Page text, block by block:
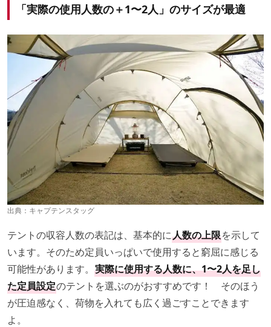
「実際の使用人数の＋1〜2人」のサイズが最適
出典： キャプテンスタッグ
テントの収容人数の表記は、基本的に人数の上限を示して
います。そのため定員いっぱいで使用すると窮屈に感じる
可能性があります。 実際に使用する人数に、1〜2人を足し
た定員設定のテントを選ぶのがおすすめです！ そのほう
が圧迫感なく、荷物を入れても広く過ごすことできます
よ。